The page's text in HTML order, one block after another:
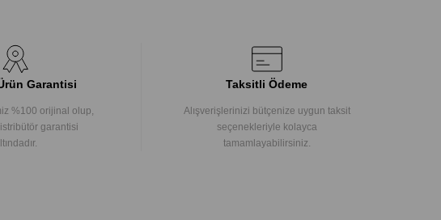
Garantisi
%100 orijinal olup,
garantisi
Taksitli Ödeme
Alışverişlerinizi bütçenize uygun taksit
seçenekleriyle kolayca
tamamlayabilirsiniz.